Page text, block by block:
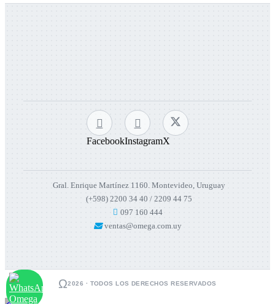
FacebookInstagramX
Gral. Enrique Martínez 1160. Montevideo, Uruguay
(+598) 2200 34 40 / 2209 44 75
097 160 444
ventas@omega.com.uy
Ω2026 · TODOS LOS DERECHOS RESERVADOS